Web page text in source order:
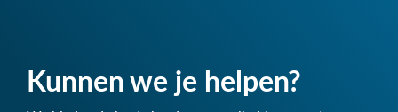
Kunnen we je helpen?